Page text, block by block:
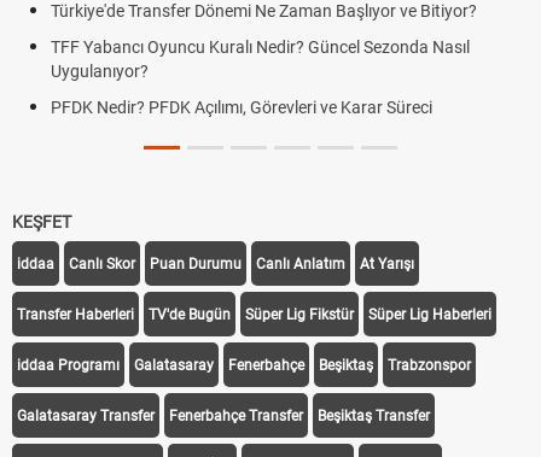
Türkiye'de Transfer Dönemi Ne Zaman Başlıyor ve Bitiyor?
TFF Yabancı Oyuncu Kuralı Nedir? Güncel Sezonda Nasıl
Uygulanıyor?
PFDK Nedir? PFDK Açılımı, Görevleri ve Karar Süreci
KEŞFET
iddaa Canlı Skor Puan Durumu Canlı Anlatım At Yarışı
Transfer Haberleri TV'de Bugün Süper Lig Fikstür Süper Lig Haberleri
iddaa Programı Galatasaray Fenerbahçe Beşiktaş Trabzonspor
Galatasaray Transfer Fenerbahçe Transfer Beşiktaş Transfer